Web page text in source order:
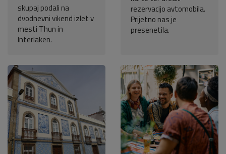
skupaj podali na
dvodnevni vikend izlet v
mesti Thun in
Interlaken.
rezervacijo avtomobila.
Prijetno nas je
presenetila.